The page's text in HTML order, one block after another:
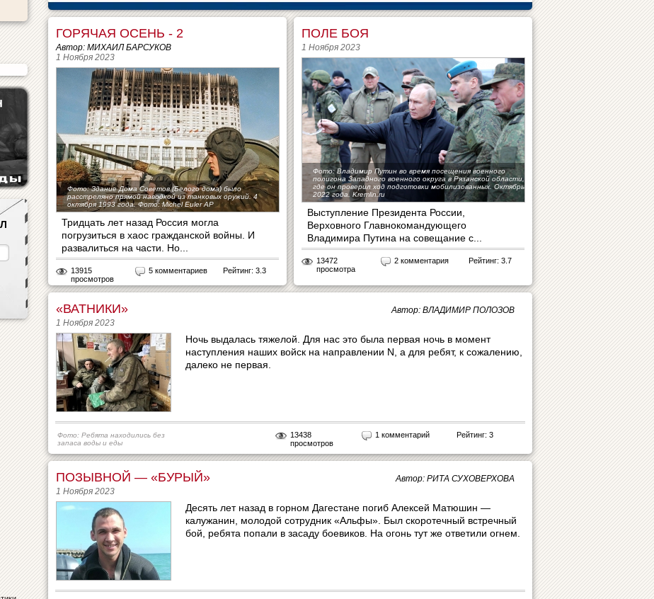
ГОРЯЧАЯ ОСЕНЬ - 2
Автор: МИХАИЛ БАРСУКОВ
1 Ноября 2023
Фото: Здание Дома Советов (Белого дома) было
расстреляно прямой наводкой из танковых оружий. 4
октября 1993 года. Фото: Michel Euler AP
Тридцать лет назад Россия могла
погрузиться в хаос гражданской войны. И
развалиться на части. Но...
13915
просмотров
5 комментариев Рейтинг: 3.3
ПОЛЕ БОЯ
1 Ноября 2023
Фото: Владимир Путин во время посещения военного
полигона Западного военного округа в Рязанской области,
где он проверил ход подготовки мобилизованных. Октябрь
2022 года. Kremlin.ru
Выступление Президента России,
Верховного Главнокомандующего
Владимира Путина на совещание с...
13472
просмотра
2 комментария Рейтинг: 3.7
Автор: ВЛАДИМИР ПОЛОЗОВ
«ВАТНИКИ»
1 Ноября 2023
Ночь выдалась тяжелой. Для нас это была первая ночь в момент
наступления наших войск на направлении N, а для ребят, к сожалению,
далеко не первая.
Фото: Ребята находились без
запаса воды и еды
13438
просмотров
1 комментарий Рейтинг: 3
Автор: РИТА СУХОВЕРХОВА
ПОЗЫВНОЙ — «БУРЫЙ»
1 Ноября 2023
Десять лет назад в горном Дагестане погиб Алексей Матюшин —
калужанин, молодой сотрудник «Альфы». Был скоротечный встречный
бой, ребята попали в засаду боевиков. На огонь тут же ответили огнем.